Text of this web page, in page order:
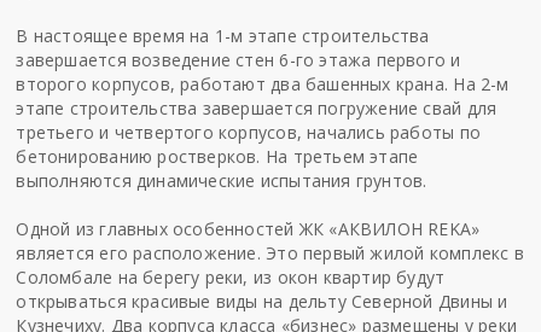
В настоящее время на 1-м этапе строительства
завершается возведение стен 6-го этажа первого и
второго корпусов, работают два башенных крана. На 2-м
этапе строительства завершается погружение свай для
третьего и четвертого корпусов, начались работы по
бетонированию ростверков. На третьем этапе
выполняются динамические испытания грунтов.
Одной из главных особенностей ЖК «АКВИЛОН REKA»
является его расположение. Это первый жилой комплекс в
Соломбале на берегу реки, из окон квартир будут
открываться красивые виды на дельту Северной Двины и
Кузнечиху. Два корпуса класса «бизнес» размещены у реки